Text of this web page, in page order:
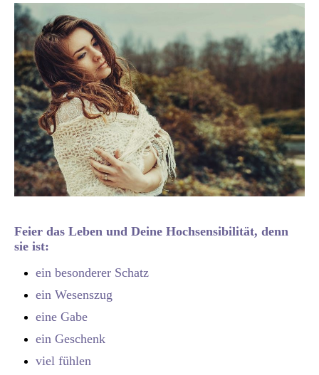
Feier das Leben und Deine Hochsensibilität, denn
sie ist:
ein besonderer Schatz
ein Wesenszug
eine Gabe
ein Geschenk
viel fühlen